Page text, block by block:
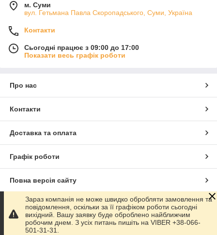
м. Суми
вул. Гетьмана Павла Скоропадського, Суми, Україна
Контакти
Сьогодні працює з 09:00 до 17:00
Показати весь графік роботи
Про нас
Контакти
Доставка та оплата
Графік роботи
Повна версія сайту
Сайт створено на маркетплейсіProm.ua
Політика конфіденційності
Зараз компанія не може швидко обробляти замовлення та
повідомлення, оскільки за її графіком роботи сьогодні
вихідний. Вашу заявку буде оброблено найближчим
робочим днем. З усіх питань пишіть на VIBER +38-066-
501-31-31.